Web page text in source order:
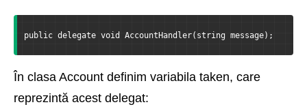
public delegate void AccountHandler(string message);
În clasa Account definim variabila taken, care
reprezintă acest delegat: